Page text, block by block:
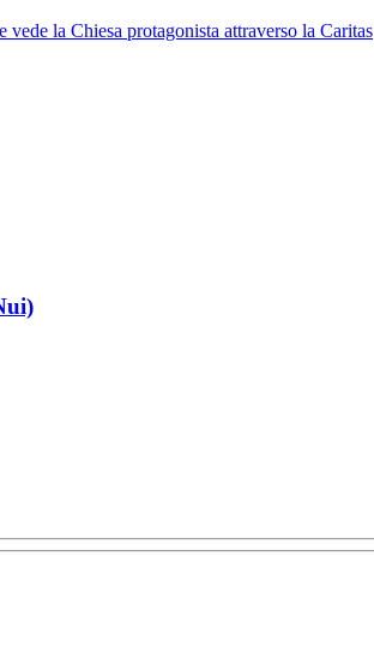
la Chiesa protagonista attraverso la Caritas